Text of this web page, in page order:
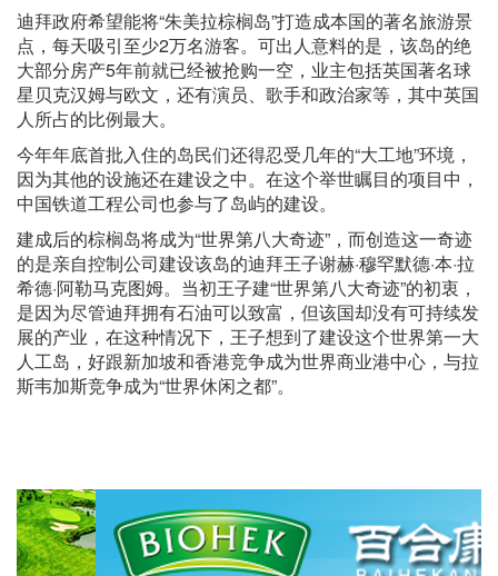
迪拜政府希望能将“朱美拉棕榈岛”打造成本国的著名旅游景
点，每天吸引至少2万名游客。可出人意料的是，该岛的绝
大部分房产5年前就已经被抢购一空，业主包括英国著名球
星贝克汉姆与欧文，还有演员、歌手和政治家等，其中英国
人所占的比例最大。
今年年底首批入住的岛民们还得忍受几年的“大工地”环境，
因为其他的设施还在建设之中。在这个举世瞩目的项目中，
中国铁道工程公司也参与了岛屿的建设。
建成后的棕榈岛将成为“世界第八大奇迹”，而创造这一奇迹
的是亲自控制公司建设该岛的迪拜王子谢赫·穆罕默德·本·拉
希德·阿勒马克图姆。当初王子建“世界第八大奇迹”的初衷，
是因为尽管迪拜拥有石油可以致富，但该国却没有可持续发
展的产业，在这种情况下，王子想到了建设这个世界第一大
人工岛，好跟新加坡和香港竞争成为世界商业港中心，与拉
斯韦加斯竞争成为“世界休闲之都”。